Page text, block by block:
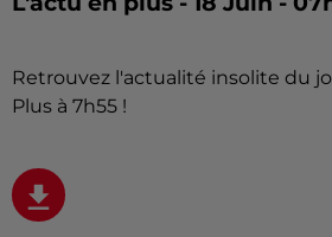
Retrouvez l'actualité insolite du
Plus à 7h55 !